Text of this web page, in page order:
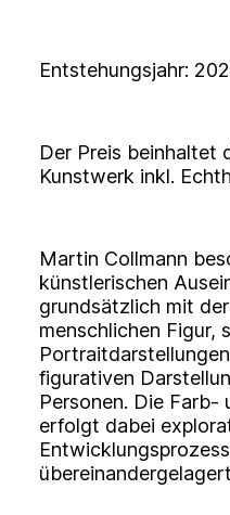
Entstehungsjahr:
Der Preis beinhaltet
Kunstwerk inkl.
Martin Collmann
künstlerischen
grundsätzlich mit
menschlichen Figur,
figurativen
Personen. Die Farb-
erfolgt dabei